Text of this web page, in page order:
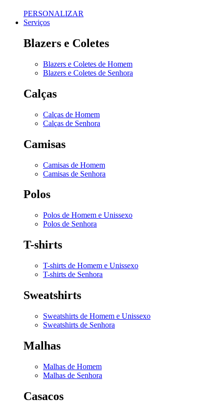
PERSONALIZAR
Serviços
Blazers e Coletes
Blazers e Coletes de Homem
Blazers e Coletes de Senhora
Calças
Calças de Homem
Calças de Senhora
Camisas
Camisas de Homem
Camisas de Senhora
Polos
Polos de Homem e Unissexo
Polos de Senhora
T-shirts
T-shirts de Homem e Unissexo
T-shirts de Senhora
Sweatshirts
Sweatshirts de Homem e Unissexo
Sweatshirts de Senhora
Malhas
Malhas de Homem
Malhas de Senhora
Casacos